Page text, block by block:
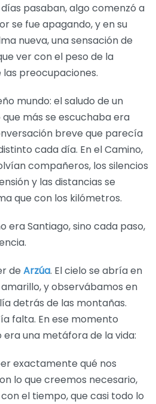
pasaban, algo comenzó a
se fue apagando, y en su
nueva, una sensación de
ver con el peso de la
las preocupaciones.
mundo: el saludo de un
más se escuchaba era
breve que parecía
cada día. En el Camino,
compañeros, los silencios
y las distancias se
que con los kilómetros.
era Santiago, sino cada paso,
de Arzúa. El cielo se abría en
y observábamos en
detrás de las montañas.
falta. En ese momento
una metáfora de la vida:
exactamente qué nos
lo que creemos necesario,
el tiempo, que casi todo lo